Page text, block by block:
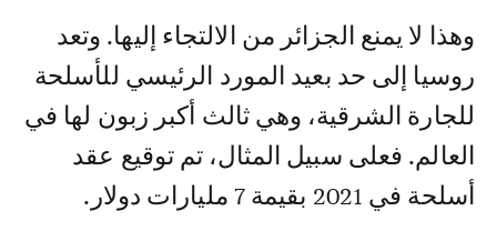
وهذا لا يمنع الجزائر من الالتجاء إليها. وتعد
روسيا إلى حد بعيد المورد الرئيسي للأسلحة
للجارة الشرقية، وهي ثالث أكبر زبون لها في
العالم. فعلى سبيل المثال، تم توقيع عقد
أسلحة في 2021 بقيمة 7 مليارات دولار.